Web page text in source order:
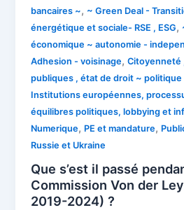
bancaires ~, ~ Green Deal -
énergétique et sociale- RSE , ESG,
économique ~ autonomie -
Adhesion - voisinage,Citoyenneté
publiques , état de droit ~ politique
Institutions européennes,
équilibres politiques, lobbying et
Numerique, PE et mandature,
Russie et Ukraine
Que s’est il passé
Commission Von der
2019-2024) ?